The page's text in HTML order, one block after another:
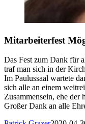
Mitarbeiterfest
Das Fest zum Dank für
traf man sich in der
Im Paulussaal wartete
sich alle an einem
Zusammensein, ehe der
Großer Dank an alle